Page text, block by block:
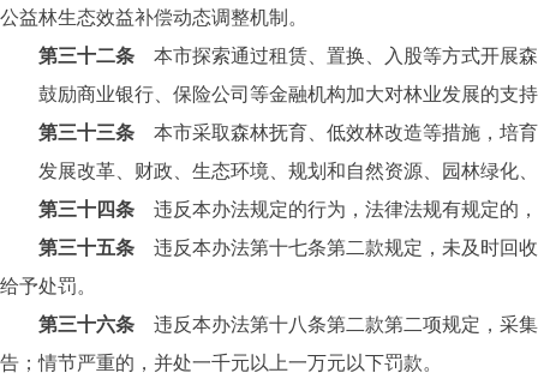
公益林生态效益补偿动态调整机制。
第三十二条 本市探索通过租赁、置换、入股等方式开展
鼓励商业银行、保险公司等金融机构加大对林业发展的支
第三十三条 本市采取森林抚育、低效林改造等措施，培
发展改革、财政、生态环境、规划和自然资源、园林绿化、
第三十四条 违反本办法规定的行为，法律法规有规定的
第三十五条 违反本办法第十七条第二款规定，未及时回
给予处罚。
第三十六条 违反本办法第十八条第二款第二项规定，采
告；情节严重的，并处一千元以上一万元以下罚款。